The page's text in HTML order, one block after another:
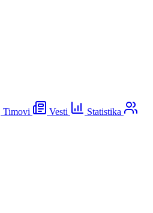
Timovi Vesti
Statistika